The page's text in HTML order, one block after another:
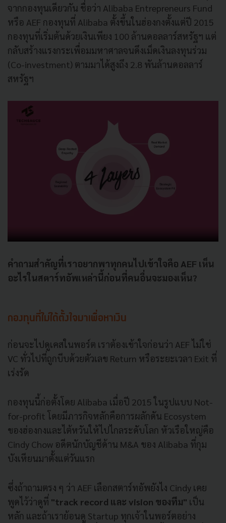
จากกองทุนเดียวกัน ชื่อว่า Alibaba Entrepreneurs Fund
หรือ AEF กองทุนที่ Alibaba ตั้งขึ้นในฮ่องกงตั้งแต่ปี 2015
กองทุนที่เริ่มต้นด้วยเงินเพียง 100 ล้านดอลลาร์สหรัฐฯ แต่
กลับสร้างแรงกระเพื่อมมหาศาลจนดึงเม็ดเงินลงทุนร่วม
(Co-investment) ตามมาได้สูงถึง 2.8 พันล้านดอลลาร์
สหรัฐฯ
คำถามสำคัญที่เราอยากพาทุกคนไปเข้าใจคือ AEF เห็น
อะไรในสตาร์ทอัพเหล่านี้ก่อนที่คนอื่นจะมองเห็น?
กองทุนที่ไม่ได้ตั้งใจมาเพื่อหาเงิน
ก่อนจะไปดูเคสในพอร์ต เราต้องเข้าใจก่อนว่า AEF ไม่ใช่
VC ทั่วไปที่ถูกบีบด้วยตัวเลข Return หรือระยะเวลา Exit ที่
เร่งรัด
กองทุนนี้ก่อตั้งโดย Alibaba เมื่อปี 2015 ในรูปแบบ Not-
for-profit โดยมีภารกิจหลักคือการผลักดัน Ecosystem
ของฮ่องกงและไต้หวันให้ไปไกลระดับโลก หัวเรือใหญ่คือ
Cindy Chow อดีตนักบัญชีด้าน M&A ของ Alibaba ที่กุม
บังเหียนมาตั้งแต่วันแรก
ซึ่งถ้าถามตรง ๆ ว่า AEF เลือกสตาร์ทอัพยังไง Cindy เคย
พูดไว้ว่าดูที่ "track record และ vision ของทีม" เป็น
หลัก และถ้าเราย้อนดู Startup ทุกเจ้าในพอร์ตอย่าง